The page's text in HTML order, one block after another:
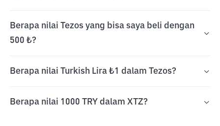
Berapa nilai Tezos yang bisa saya beli dengan
500 ₺?
Berapa nilai Turkish Lira ₺1 dalam Tezos?
Berapa nilai 1000 TRY dalam XTZ?